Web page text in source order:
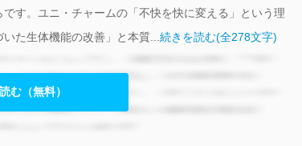
す。ユニ・チャームの「不快を快に変える」という理
た生体機能の改善」と本質... 続きを読む(全278文字)
む（無料）